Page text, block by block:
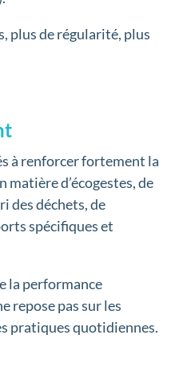
plus de régularité, plus
à renforcer fortement la
d’écogestes, de
des déchets, de
spécifiques et
la performance
repose pas sur les
pratiques quotidiennes.